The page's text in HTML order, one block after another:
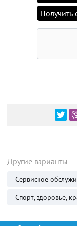
Получить
Другие варианты
Сервисное
Спорт, здоровье,